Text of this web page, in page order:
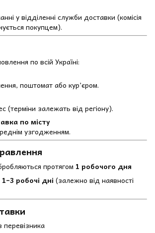
у відділенні служби доставки (комісія
покупцем).
по всій Україні:
поштомат або кур’єром.
(терміни залежать від регіону).
по місту
узгодженням.
протягом 1 робочого дня
1–3 робочі дні (залежно від наявності
перевізника